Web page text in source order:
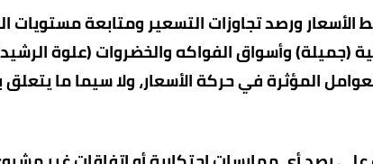
الأسعار ورصد تجاوزات التسعير ومتابعة
(جميلة) وأسواق الفواكه والخضروات (علوة
المؤثرة في حركة الأسعار، ولا سيما ما